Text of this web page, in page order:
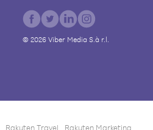
© 2026Viber Media S.à r.l.
Rakuten Travel Rakuten Marketing